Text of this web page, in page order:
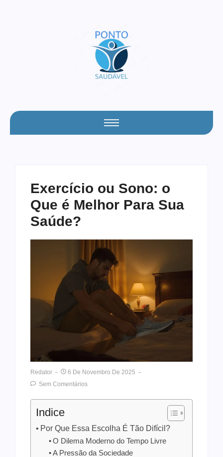
Exercício ou Sono: o
Que é Melhor Para Sua
Saúde?
Redator
6 De Novembro De 2025
Sem Comentários
Indice
Por Que Essa Escolha É Tão Difícil?
O Dilema Moderno do Tempo Livre
A Pressão da Sociedade